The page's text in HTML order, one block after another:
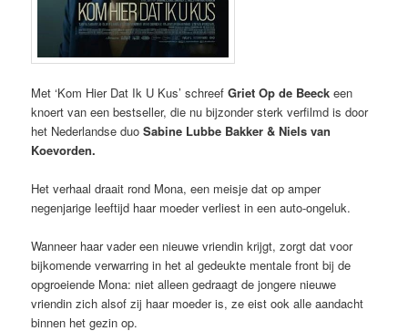
Met ‘Kom Hier Dat Ik U Kus’ schreefGriet Op de Beeck een
knoert van een bestseller, die nu bijzonder sterk verfilmd is door
het Nederlandse duoSabine Lubbe Bakker & Niels van
Koevorden.
Het verhaal draait rond Mona, een meisje dat op amper
negenjarige leeftijd haar moeder verliest in een auto-ongeluk.
Wanneer haar vader een nieuwe vriendin krijgt, zorgt dat voor
bijkomende verwarring in het al gedeukte mentale front bij de
opgroeiende Mona: niet alleen gedraagt de jongere nieuwe
vriendin zich alsof zij haar moeder is, ze eist ook alle aandacht
binnen het gezin op.